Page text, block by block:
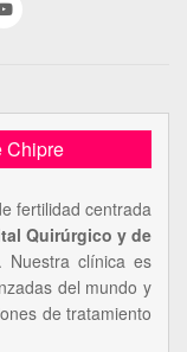
Chipre
fertilidad centrada
Quirúrgico y de
Nuestra clínica es
del mundo y
de tratamiento